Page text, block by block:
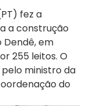
fez a
a construção
Dendê, em
255 leitos. O
ministro da
do